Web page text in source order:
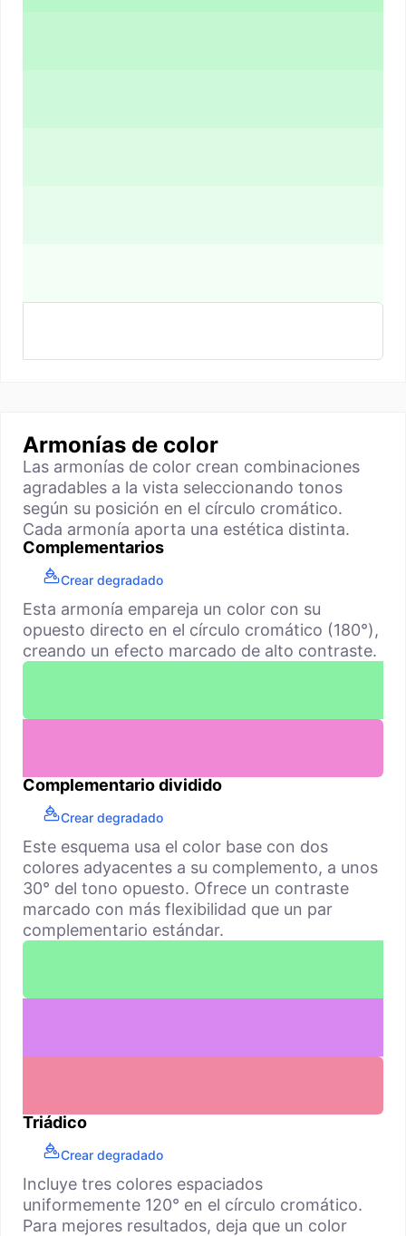
Armonías de color
Las armonías de color crean combinaciones
agradables a la vista seleccionando tonos
según su posición en el círculo cromático.
Cada armonía aporta una estética distinta.
Complementarios
Crear degradado
Esta armonía empareja un color con su
opuesto directo en el círculo cromático (180°),
creando un efecto marcado de alto contraste.
Complementario dividido
Crear degradado
Este esquema usa el color base con dos
colores adyacentes a su complemento, a unos
30° del tono opuesto. Ofrece un contraste
marcado con más flexibilidad que un par
complementario estándar.
Triádico
Crear degradado
Incluye tres colores espaciados
uniformemente 120° en el círculo cromático.
Para mejores resultados, deja que un color